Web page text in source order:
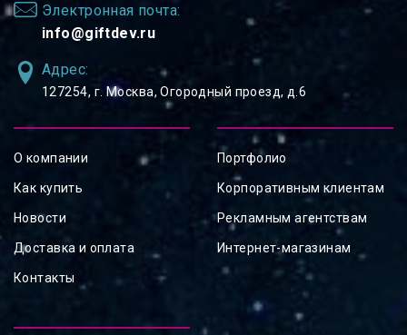
Электронная почта:
info@giftdev.ru
Адрес:
127254, ⁠г. Москва, Огородный проезд, д.6
О компании
Как купить
Новости
Доставка и оплата
Контакты
Портфолио
Корпоративным клиентам
Рекламным агентствам
Интернет-магазинам